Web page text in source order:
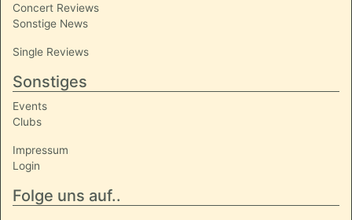
Concert Reviews
Sonstige News
Single Reviews
Sonstiges
Events
Clubs
Impressum
Login
Folge uns auf..